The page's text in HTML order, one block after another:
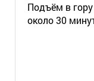
Подъём в
около 30